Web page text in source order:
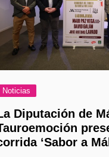
Noticias
Diputación de
‘Sabor a